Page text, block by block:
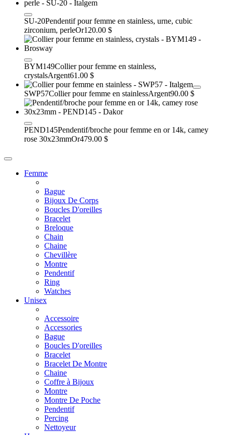
SU-20Pendentif pour femme en stainless, urne, cubic
zirconium, perleOr120.00 $
BYM149Collier pour femme en stainless,
crystalsArgent61.00 $
SWP57Collier pour femme en stainlessArgent90.00 $
PEND145Pendentif/broche pour femme en or 14k, camey
rose 30x23mmOr479.00 $
Femme
Bague
Bijoux De Corps
Boucles D'oreilles
Bracelet
Breloque
Chain
Chaine
Chevillère
Montre
Pendentif
Ring
Watches
Unisex
Accessoire
Accessories
Bague
Boucles D'oreilles
Bracelet
Bracelet De Montre
Chaine
Coffre à Bijoux
Montre
Montre De Poche
Pendentif
Percing
Nettoyeur